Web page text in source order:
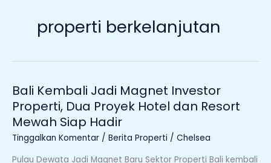
properti berkelanjutan
Bali Kembali Jadi Magnet Investor
Properti, Dua Proyek Hotel dan Resort
Mewah Siap Hadir
Tinggalkan Komentar / Berita Properti / Chelsea
Pulau Dewata Jadi Magnet Baru Sektor Properti Bali kembali
Bali
Kembali
Magnet
Investor
Properti,